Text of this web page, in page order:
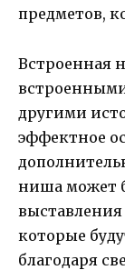
предметов,
Встроенная
другими
эффектное
ниша может
которые
благодаря